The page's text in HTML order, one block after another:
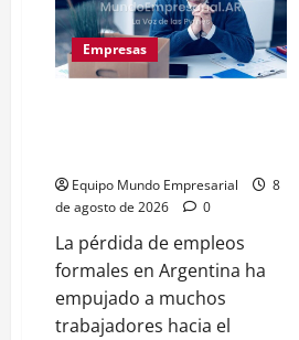
Empresas
Equipo Mundo Empresarial
8
de agosto de 2026
0
La pérdida de empleos
formales en Argentina ha
empujado a muchos
trabajadores hacia el